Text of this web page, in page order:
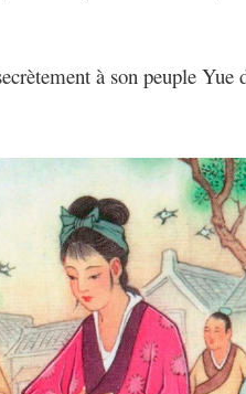
à son peuple Yue